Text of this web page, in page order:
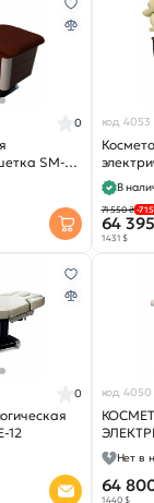
SM-25
0 код 4053
электрическая
LUXE
В
71 550 ₴ -7
64
1 431 $
12
0 код 4050
KPE-10
Нет в
64
1 440 $